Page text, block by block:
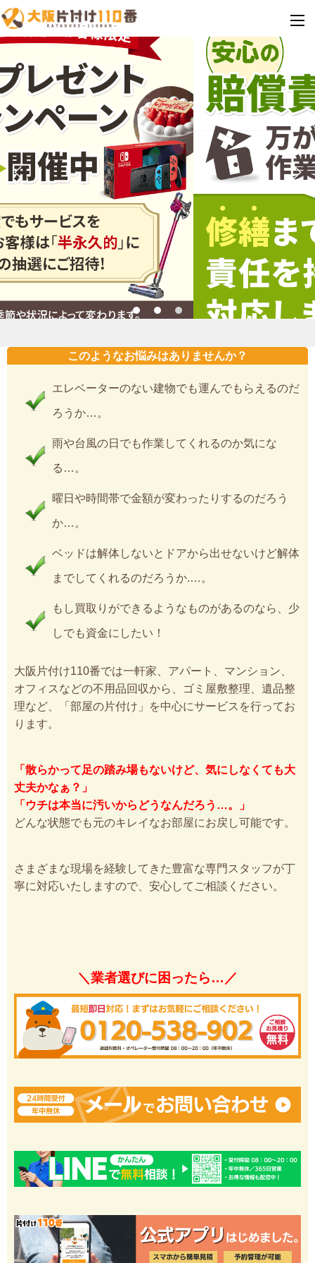
このようなお悩みはありませんか？
エレベーターのない建物でも運んでもらえるのだ
ろうか…。
雨や台風の日でも作業してくれるのか気にな
る…。
曜日や時間帯で金額が変わったりするのだろう
か…。
ベッドは解体しないとドアから出せないけど解体
までしてくれるのだろうか.…。
もし買取りができるようなものがあるのなら、少
しでも資金にしたい！
大阪片付け110番では一軒家、アパート、マンション、
オフィスなどの不用品回収から、ゴミ屋敷整理、遺品整
理など、「部屋の片付け」を中心にサービスを行ってお
ります。
「散らかって足の踏み場もないけど、気にしなくても大
丈夫かなぁ？」
「ウチは本当に汚いからどうなんだろう…。」
どんな状態でも元のキレイなお部屋にお戻し可能です。
さまざまな現場を経験してきた豊富な専門スタッフが丁
寧に対応いたしますので、安心してご相談ください。
＼業者選びに困ったら…／